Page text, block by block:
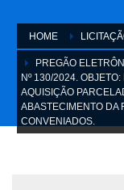
HOME
PREGÃO
Nº 130/2024.
AQUISIÇÃO
ABASTECIMENTO DA
CONVENIADOS.